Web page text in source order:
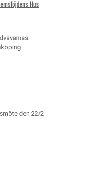
Hus
den 22/2